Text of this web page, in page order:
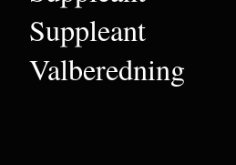
Suppleant
Valberedning